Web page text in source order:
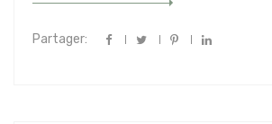
Partager: